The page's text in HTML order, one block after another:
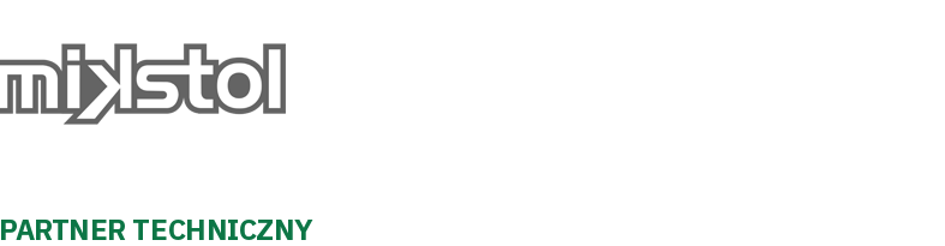
PARTNER TECHNICZNY